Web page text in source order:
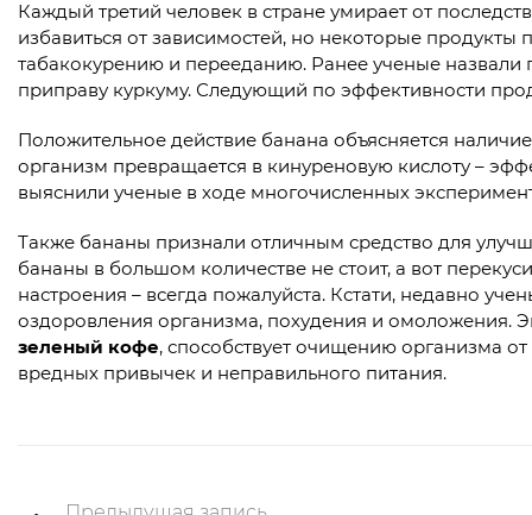
Каждый третий человек в стране умирает от
избавиться от зависимостей, но некоторые
табакокурению и перееданию. Ранее ученые
приправу куркуму. Следующий по эффективности
Положительное действие банана объясняется
организм превращается в кинуреновую кислоту –
выяснили ученые в ходе многочисленных
Также бананы признали отличным средство для
бананы в большом количестве не стоит, а вот
настроения – всегда пожалуйста. Кстати, недавно
оздоровления организма, похудения и омоложения.
зеленый кофе, способствует очищению организма
вредных привычек и неправильного питания.